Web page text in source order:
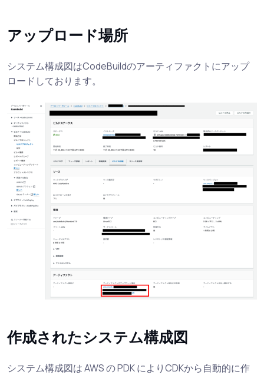
アップロード場所
システム構成図はCodeBuildのアーティファクトにアップ
ロードしております。
作成されたシステム構成図
システム構成図は AWS の PDK によりCDKから自動的に作